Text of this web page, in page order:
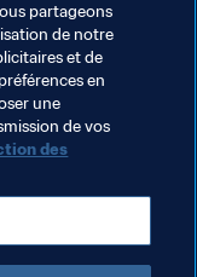
de mer
le long de la
partageons
de notre
et de
en
une
de vos
des